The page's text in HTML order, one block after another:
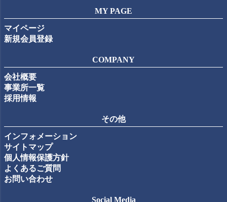
MY PAGE
マイページ
新規会員登録
COMPANY
会社概要
事業所一覧
採用情報
その他
インフォメーション
サイトマップ
個人情報保護方針
よくあるご質問
お問い合わせ
Social Media